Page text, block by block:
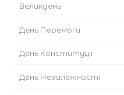
Великдень
День Перемоги
День Конституції
День Незалежності